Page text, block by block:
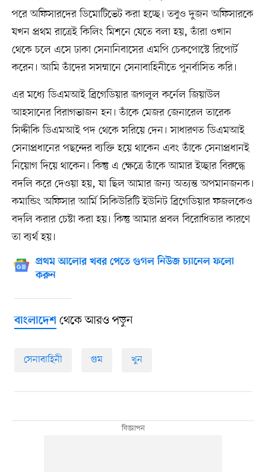
পরে অফিসারদের ডিমোটিভেট করা হচ্ছে। তবুও দুজন অফিসারকে
যখন প্রথম রাত্রেই কিলিং মিশনে যেতে বলা হয়, তাঁরা ওখান
থেকে চলে এসে ঢাকা সেনানিবাসের এমপি চেকপোস্টে রিপোর্ট
করেন। আমি তাঁদের সসম্মানে সেনাবাহিনীতে পুনর্বাসিত করি।
এর মধ্যে ডিএমআই ব্রিগেডিয়ার জগলুল কর্নেল জিয়াউল
আহসানের বিরাগভাজন হন। তাঁকে মেজর জেনারেল তারেক
সিদ্দীকি ডিএমআই পদ থেকে সরিয়ে দেন। সাধারণত ডিএমআই
সেনাপ্রধানের পছন্দের ব্যক্তি হয়ে থাকেন এবং তাঁকে সেনাপ্রধানই
নিয়োগ দিয়ে থাকেন। কিন্তু এ ক্ষেত্রে তাঁকে আমার ইচ্ছার বিরুদ্ধে
বদলি করে দেওয়া হয়, যা ছিল আমার জন্য অত্যন্ত অপমানজনক।
কমান্ডিং অফিসার আর্মি সিকিউরিটি ইউনিট ব্রিগেডিয়ার ফজলকেও
বদলি করার চেষ্টা করা হয়। কিন্তু আমার প্রবল বিরোধিতার কারণে
তা ব্যর্থ হয়।
প্রথম আলোর খবর পেতে গুগল নিউজ চ্যানেল ফলো
করুন
বাংলাদেশথেকে আরও পড়ুন
সেনাবাহিনী গুম খুন